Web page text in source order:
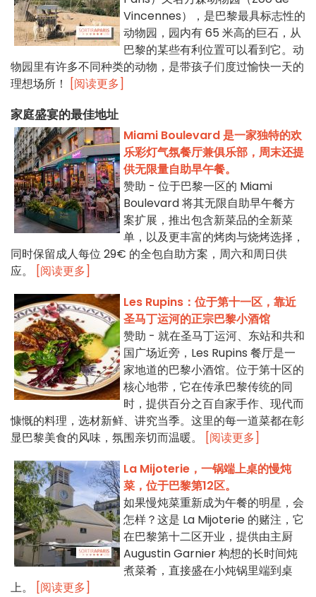
Vincennes），是巴黎最具标志性的
动物园，园内有 65 米高的巨石，从
巴黎的某些有利位置可以看到它。动
物园里有许多不同种类的动物，是带孩子们度过愉快一天的
理想场所！
[阅读更多]
家庭盛宴的最佳地址
Miami Boulevard 是一家独特的欢
乐彩灯气氛餐厅兼俱乐部，周末还提
供无限量自助早午餐。
赞助 - 位于巴黎一区的 Miami
Boulevard 将其无限自助早午餐方
案扩展，推出包含新菜品的全新菜
单，以及更丰富的烤肉与烧烤选择，
同时保留成人每位 29€ 的全包自助方案，周六和周日供
应。
[阅读更多]
Les Rupins：位于第十一区，靠近
圣马丁运河的正宗巴黎小酒馆
赞助 - 就在圣马丁运河、东站和共和
国广场近旁，Les Rupins 餐厅是一
家地道的巴黎小酒馆。位于第十区的
核心地带，它在传承巴黎传统的同
时，提供百分之百自家手作、现代而
慷慨的料理，选材新鲜、讲究当季。这里的每一道菜都在彰
显巴黎美食的风味，氛围亲切而温暖。
[阅读更多]
La Mijoterie，一锅端上桌的慢炖
菜，位于巴黎第12区。
如果慢炖菜重新成为午餐的明星，会
怎样？这是 La Mijoterie 的赌注，它
在巴黎第十二区开业，提供由主厨
Augustin Garnier 构想的长时间炖
煮菜肴，直接盛在小炖锅里端到桌
上。
[阅读更多]